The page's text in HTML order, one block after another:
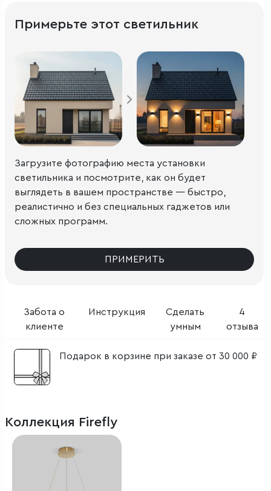
Забота о
клиенте
Инструкция
Сделать
умным
4
отзыва
Подарок в корзине при заказе от 30 000 ₽
Примерьте этот светильник
Загрузите фотографию места установки
светильника и посмотрите, как он будет
выглядеть в вашем пространстве — быстро,
реалистично и без специальных гаджетов или
сложных программ.
ПРИМЕРИТЬ
Коллекция Firefly